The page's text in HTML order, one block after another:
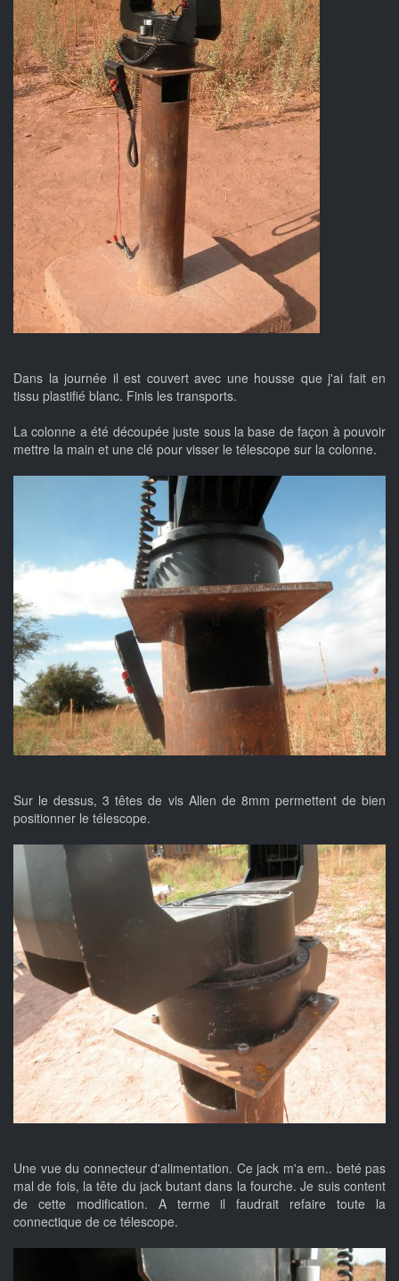
Dans la journée il est couvert avec une housse que j'ai fait en
tissu plastifié blanc. Finis les transports.
La colonne a été découpée juste sous la base de façon à pouvoir
mettre la main et une clé pour visser le télescope sur la colonne.
Sur le dessus, 3 têtes de vis Allen de 8mm permettent de bien
positionner le télescope.
Une vue du connecteur d'alimentation. Ce jack m'a em.. beté pas
mal de fois, la tête du jack butant dans la fourche. Je suis content
de cette modification. A terme il faudrait refaire toute la
connectique de ce télescope.